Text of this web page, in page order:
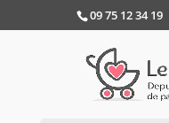
09 75 12 34 19